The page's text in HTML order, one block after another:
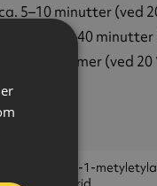
5–10 minutter (ved
Etter ca. 30–40 minutter
ca. 24 timer (ved 20
inne
2-metoksy-1-